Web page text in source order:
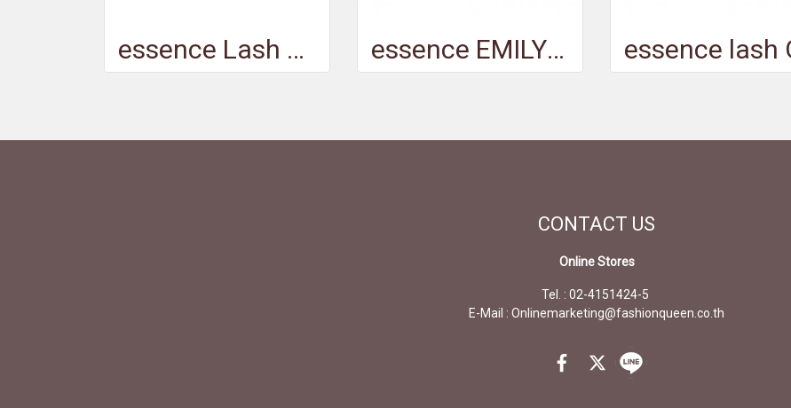
essence Lash PRINCESS slim brush long & curl mascara waterproof - เอสเซนส์ แลช ปรินเซส สลิม บรัช ลอง แอนด์ เคิร์ล มาสคาร่า วอเตอร์พรูฟ essence EMILY IN PARIS by essence THE FALSE LASHES MASCARA EXTREME VOLUME & CURL 01 - เอสเซนส์เอมิลี่อินปารีสบายเอสเซนส์เดอะแฟลสเลชเชสมาสคาร่าเอ็กซ์ตรีมวอลุ่มแอนด์เคิรล01
CONTACT US
Online Stores
Tel. : 02-4151424-5
E-Mail : Onlinemarketing@fashionqueen.co.th